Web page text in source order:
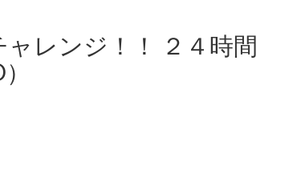
ャレンジ！！ ２４時間